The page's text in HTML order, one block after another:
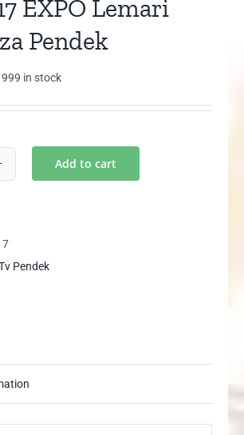
EXPO Lemari
Pendek
999 in stock
Add to cart
Pendek